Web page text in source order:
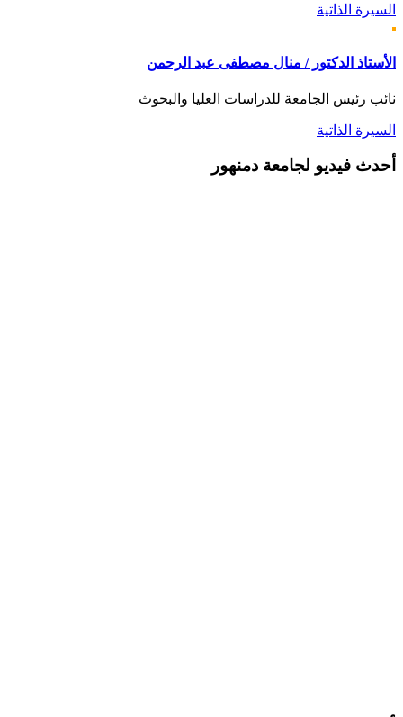
السيرة الذاتية
الأستاذ الدكتور / منال مصطفى عبد الرحمن
نائب رئيس الجامعة للدراسات العليا والبحوث
السيرة الذاتية
أحدث فيديو لجامعة دمنهور